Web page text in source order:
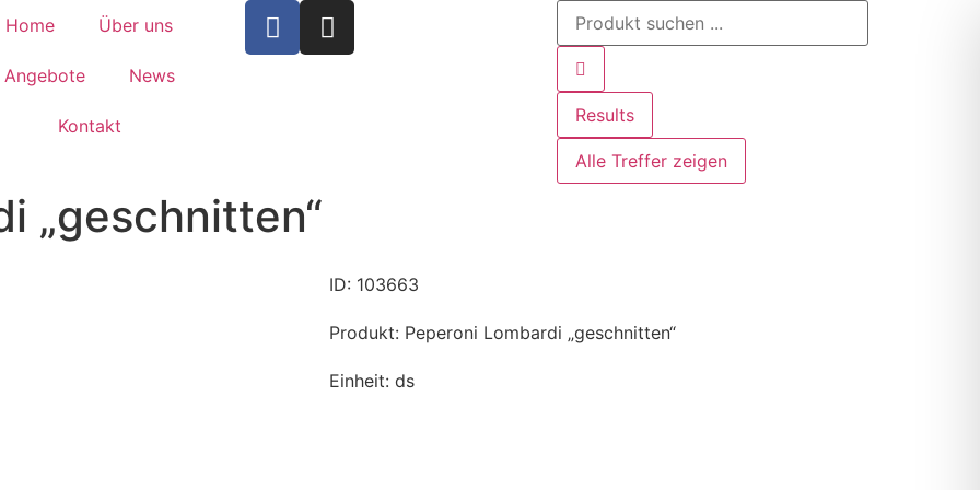
Home Über uns
Angebote News
Kontakt Results
Alle Treffer zeigen
„geschnitten“
ID: 103663
Produkt: Peperoni Lombardi „geschnitten“
Einheit: ds